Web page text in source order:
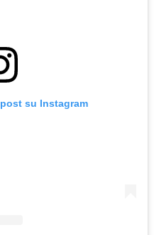
su Instagram